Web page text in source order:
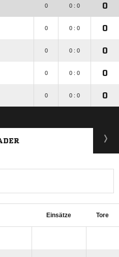
0 0 : 0 0
0 0 : 0 0
0 0 : 0 0
0 0 : 0 0
0 0 : 0 0
Einsätze Tore